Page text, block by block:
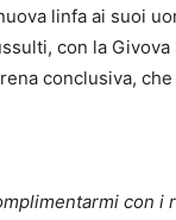
linfa ai suoi
con la
conclusiva,
con i